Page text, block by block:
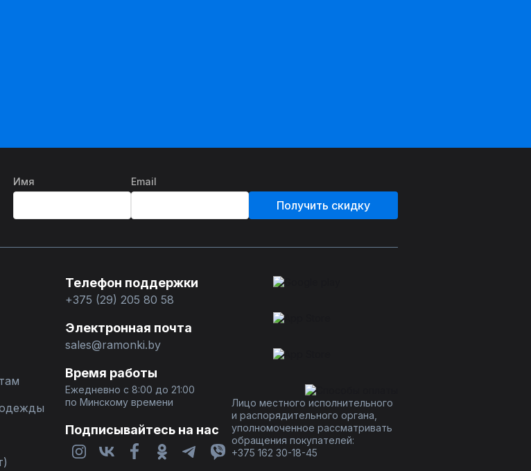
Имя Email
Получить скидку
Телефон поддержки
+375 (29) 205 80 58
Электронная почта
sales@ramonki.by
Время работы
Ежедневно с 8:00 до 21:00
по Минскому времени
Подписывайтесь на нас
Лицо местного исполнительного
и распорядительного органа,
уполномоченное рассматривать
обращения покупателей:
+375 162 30-18-45